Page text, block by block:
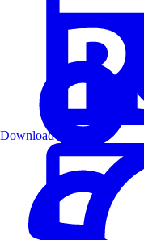
Download PDF